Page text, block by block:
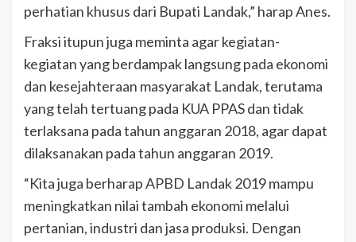
perhatian khusus dari Bupati Landak,” harap Anes.
Fraksi itupun juga meminta agar kegiatan-
kegiatan yang berdampak langsung pada ekonomi
dan kesejahteraan masyarakat Landak, terutama
yang telah tertuang pada KUA PPAS dan tidak
terlaksana pada tahun anggaran 2018, agar dapat
dilaksanakan pada tahun anggaran 2019.
“Kita juga berharap APBD Landak 2019 mampu
meningkatkan nilai tambah ekonomi melalui
pertanian, industri dan jasa produksi. Dengan